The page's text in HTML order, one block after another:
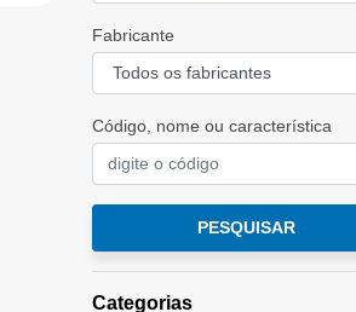
Fabricante
Código, nome ou característica
PESQUISAR
Categorias